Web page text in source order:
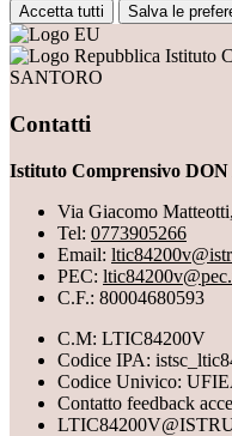
Accetta tutti Salva le
Istituto
SANTORO
Contatti
Istituto Comprensivo
Via Giacomo
Tel: 0773905266
Email:
PEC:
C.F.: 80004680593
C.M: LTIC84200V
Codice IPA:
Codice Univico:
Contatto feedback